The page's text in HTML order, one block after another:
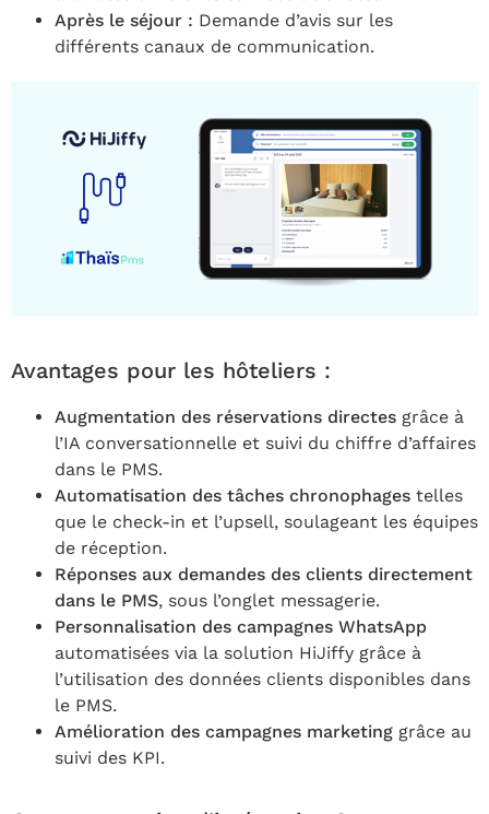
Après le séjour : Demande d’avis sur les
différents canaux de communication.
Avantages pour les hôteliers :
Augmentation des réservations directes grâce à
l’IA conversationnelle et suivi du chiffre d’affaires
dans le PMS.
Automatisation des tâches chronophages telles
que le check-in et l’upsell, soulageant les équipes
de réception.
Réponses aux demandes des clients directement
dans le PMS, sous l’onglet messagerie.
Personnalisation des campagnes WhatsApp
automatisées via la solution HiJiffy grâce à
l’utilisation des données clients disponibles dans
le PMS.
Amélioration des campagnes marketing grâce au
suivi des KPI.